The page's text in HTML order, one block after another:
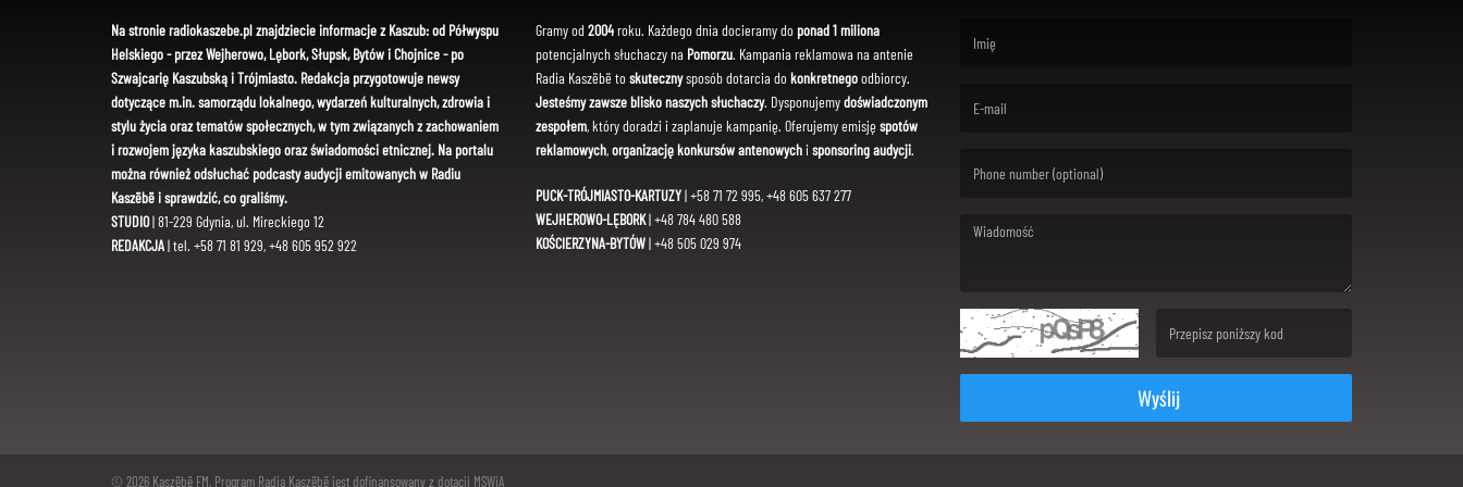
Na stronie radiokaszebe.pl znajdziecie informacje z Kaszub: od Półwyspu
Helskiego - przez Wejherowo, Lębork, Słupsk, Bytów i Chojnice - po
Szwajcarię Kaszubską i Trójmiasto. Redakcja przygotowuje newsy
dotyczące m.in. samorządu lokalnego, wydarzeń kulturalnych, zdrowia i
stylu życia oraz tematów społecznych, w tym związanych z zachowaniem
i rozwojem języka kaszubskiego oraz świadomości etnicznej. Na portalu
można również odsłuchać podcasty audycji emitowanych w Radiu
Kaszëbë i sprawdzić, co graliśmy.
STUDIO| 81-229 Gdynia, ul. Mireckiego 12
REDAKCJA| tel. +58 71 81 929, +48 605 952 922
Gramy od 2004roku. Każdego dnia docieramy do ponad 1 miliona
potencjalnych słuchaczy na Pomorzu. Kampania reklamowa na antenie
Radia Kaszëbë toskutecznysposób dotarcia dokonkretnegoodbiorcy.
Jesteśmy zawsze blisko naszych słuchaczy. Dysponujemydoświadczonym
zespołem, który doradzi i zaplanuje kampanię. Oferujemy emisję spotów
reklamowych,organizację konkursów antenowychi sponsoring audycji.
PUCK-TRÓJMIASTO-KARTUZY| +58 71 72 995, +48 605 637 277
WEJHEROWO-LĘBORK| +48 784 480 588
KOŚCIERZYNA-BYTÓW| +48 505 029 974
Wyślij
© 2026 Kaszëbë FM. Program Radia Kaszëbë jest dofinansowany z dotacji MSWiA